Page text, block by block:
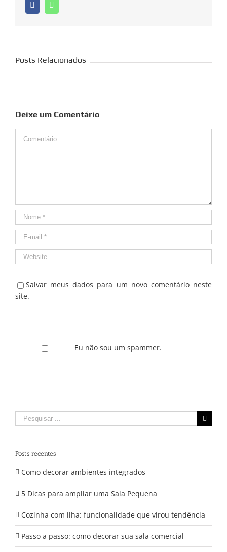
Facebook
Posts Relacionados
Deixe um Comentário
Salvar meus dados para um novo comentário neste
site.
Eu não sou um spammer.
Pesquisar
por:
Posts recentes
Como decorar ambientes integrados
5 Dicas para ampliar uma Sala Pequena
Cozinha com ilha: funcionalidade que virou tendência
Passo a passo: como decorar sua sala comercial